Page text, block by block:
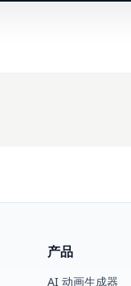
产品
AI 动画生成器